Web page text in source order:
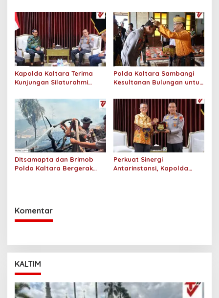
Salurkan Beras SPHP
Kepada Masyarakat
Monaco Tarakan
Kapolda Kaltara Terima
Kunjungan Silaturahmi
Kaltara
Polda Kaltara Sambangi
Kesultanan Bulungan untuk
Ditsamapta dan Brimob
Polda Kaltara Bergerak
Perkuat Sinergi
Antarinstansi, Kapolda
Komentar
KALTIM